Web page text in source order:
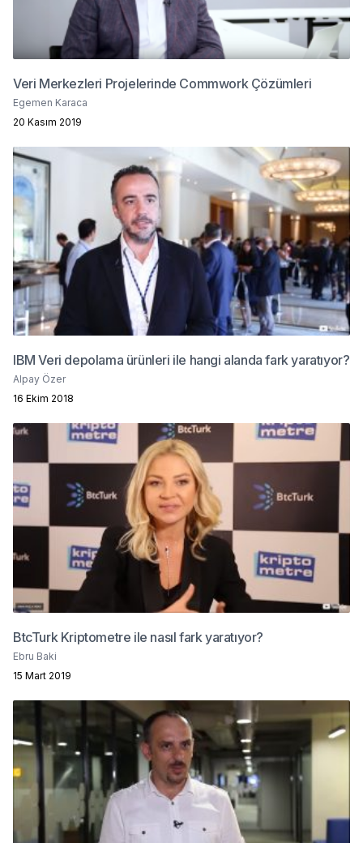
Veri Merkezleri Projelerinde Commwork Çözümleri
Egemen Karaca
20 Kasım 2019
IBM Veri depolama ürünleri ile hangi alanda fark yaratıyor?
Alpay Özer
16 Ekim 2018
BtcTurk Kriptometre ile nasıl fark yaratıyor?
Ebru Baki
15 Mart 2019